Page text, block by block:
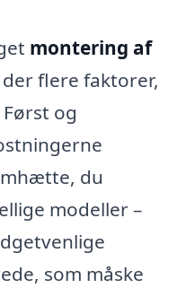
montering af
flere faktorer,
og
du
modeller –
som måske